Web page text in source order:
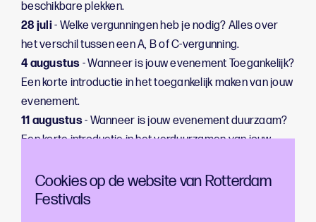
Cookies op de website van Rotterdam
Festivals
beschikbare plekken.
28 juli - Welke vergunningen heb je nodig? Alles over
het verschil tussen een A, B of C-vergunning.
4 augustus - Wanneer is jouw evenement Toegankelijk?
Een korte introductie in het toegankelijk maken van jouw
evenement.
11 augustus- Wanneer is jouw evenement duurzaam?
Een korte introductie in het verduurzamen van jouw
18 augustus- Laatste hulp bij je aanmelding voor de
deadline van 1 september